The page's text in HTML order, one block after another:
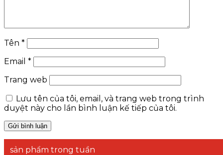
Tên *
Email *
Trang web
Lưu tên của tôi, email, và trang web trong trình
duyệt này cho lần bình luận kế tiếp của tôi.
sản phẩm trong tuần